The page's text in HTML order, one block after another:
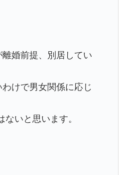
婚前提、別居してい
けで男女関係に応じ
いと思います。